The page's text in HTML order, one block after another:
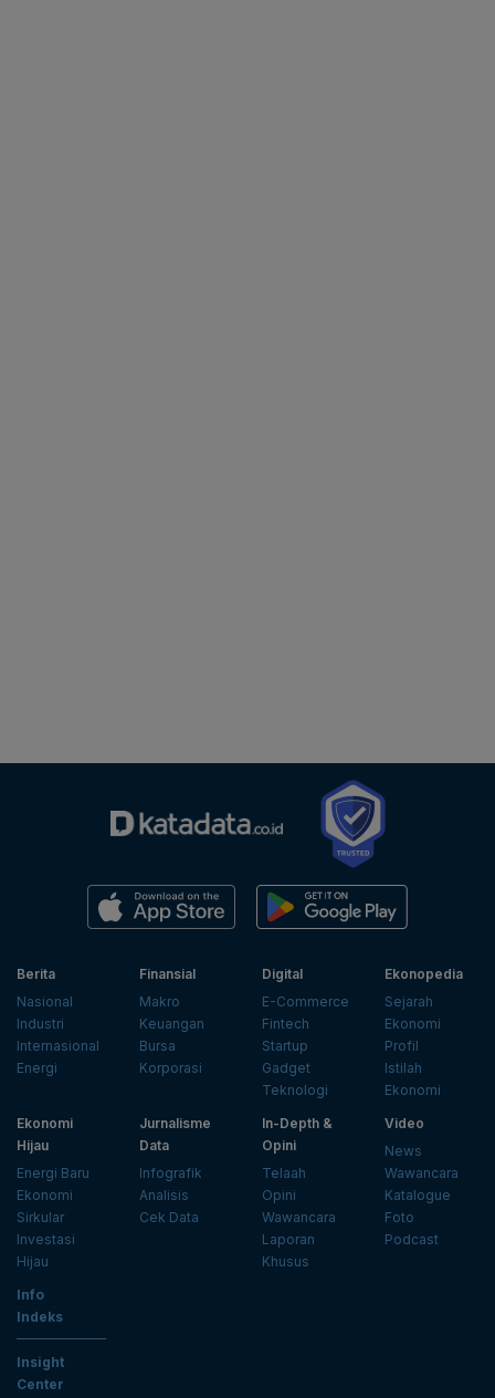
Berita
Nasional
Industri
Internasional
Energi
Finansial
Makro
Keuangan
Bursa
Korporasi
Digital
E-Commerce
Fintech
Startup
Gadget
Teknologi
Ekonopedia
Sejarah
Ekonomi
Profil
Istilah
Ekonomi
Ekonomi
Hijau
Energi Baru
Ekonomi
Sirkular
Investasi
Hijau
Jurnalisme
Data
Infografik
Analisis
Cek Data
In-Depth &
Opini
Telaah
Opini
Wawancara
Laporan
Khusus
Video
News
Wawancara
Katalogue
Foto
Podcast
Info
Indeks
Insight
Center